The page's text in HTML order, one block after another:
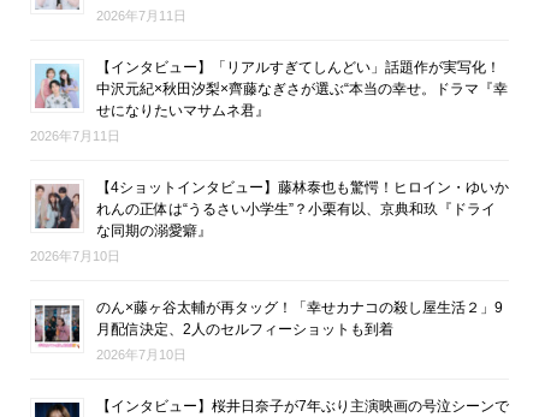
2026年7月11日
【インタビュー】「リアルすぎてしんどい」話題作が実写化！
中沢元紀×秋田汐梨×齊藤なぎさが選ぶ“本当の幸せ。ドラマ『幸
せになりたいマサムネ君』
2026年7月11日
【4ショットインタビュー】藤林泰也も驚愕！ヒロイン・ゆいか
れんの正体は“うるさい小学生”？小栗有以、京典和玖『ドライ
な同期の溺愛癖』
2026年7月10日
のん×藤ヶ谷太輔が再タッグ！「幸せカナコの殺し屋生活２」9
月配信決定、2人のセルフィーショットも到着
2026年7月10日
【インタビュー】桜井日奈子が7年ぶり主演映画の号泣シーンで